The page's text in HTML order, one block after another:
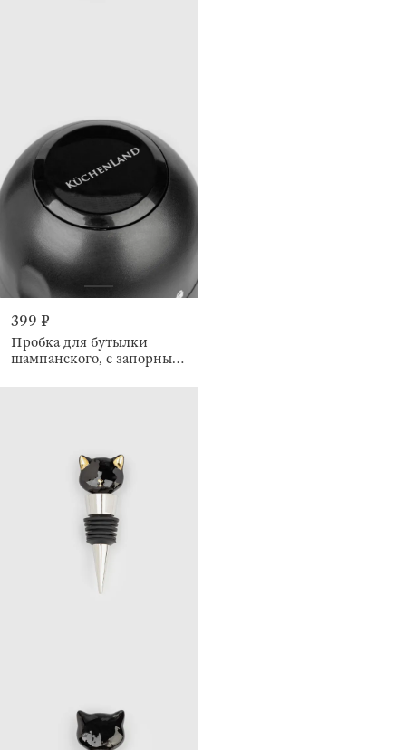
399 ₽
Пробка для бутылки
шампанского, с запорным